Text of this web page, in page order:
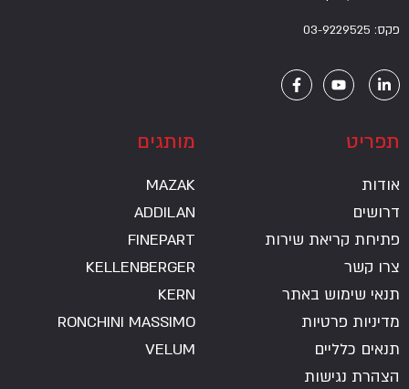
שירות
באתר
FINEPART
KELLENBERGER
RONCHINI MASSIMO